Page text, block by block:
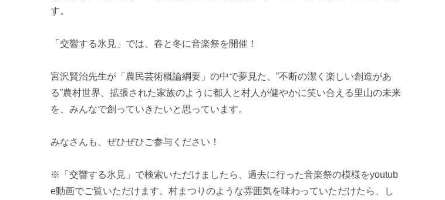
す。
「交響する氷見」では、春と冬に音楽祭を開催！
宮沢賢治先生が「農民芸術概論綱要」の中で夢見た、”不断の潔く楽しい創造があ
る”農村世界、拡張された家族のように都人と村人が健やかに笑い合える里山の未来
を、みんなで創っていきたいと思っています。
みなさんも、ぜひぜひご参与ください！
※「交響する氷見」で検索いただけましたら、過去に行った音楽祭の模様をyoutub
e動画でご覧いただけます。村まつりのような雰囲気を味わっていただけたら、し